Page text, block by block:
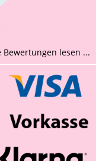
Bewertungen lesen ...